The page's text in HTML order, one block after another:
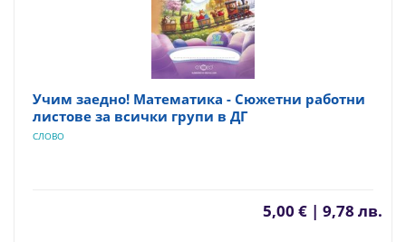
Учим заедно! Математика - Сюжетни работни
листове за всички групи в ДГ
СЛОВО
5,00 € | 9,78 лв.